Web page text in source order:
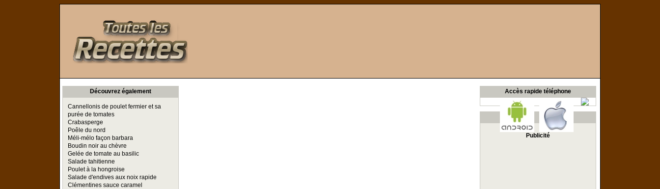
Découvrez également
Cannellonis de poulet fermier et sa
purée de tomates
Crabasperge
Poêle du nord
Méli-mélo façon barbara
Boudin noir au chèvre
Gelée de tomate au basilic
Salade tahitienne
Poulet à la hongroise
Salade d'endives aux noix rapide
Clémentines sauce caramel
Accès rapide téléphone
Publicité